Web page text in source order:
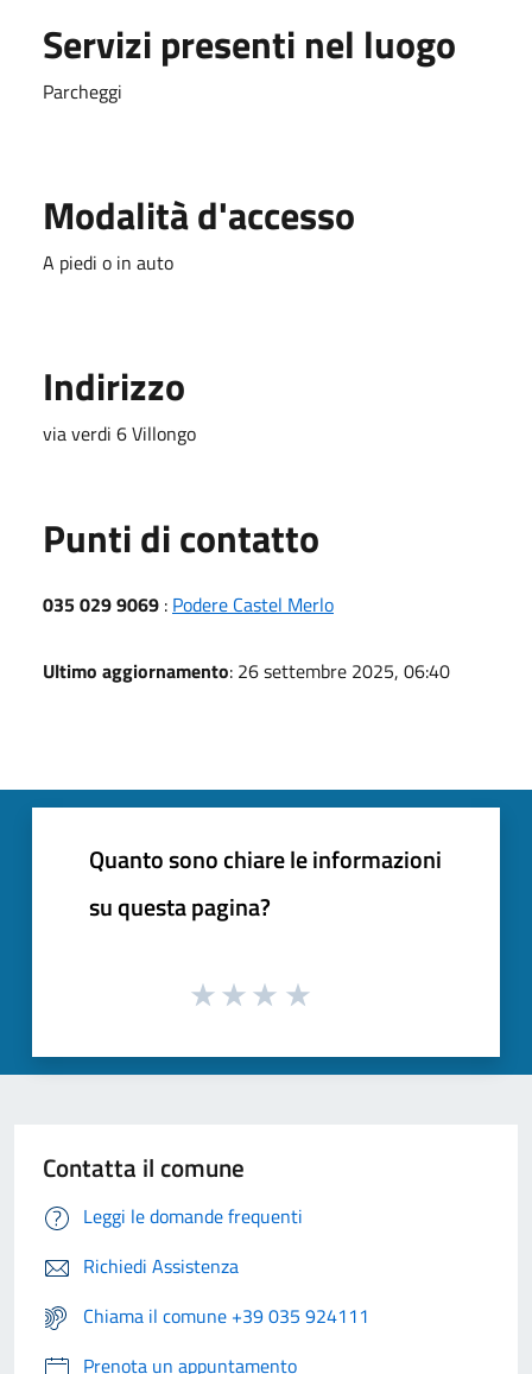
Servizi presenti nel luogo
Parcheggi
Modalità d'accesso
A piedi o in auto
Indirizzo
via verdi 6 Villongo
Punti di contatto
035 029 9069 : Podere Castel Merlo
Ultimo aggiornamento: 26 settembre 2025, 06:40
Quanto sono chiare le informazioni
su questa pagina?
Contatta il comune
Leggi le domande frequenti
Richiedi Assistenza
Chiama il comune +39 035 924111
Prenota un appuntamento